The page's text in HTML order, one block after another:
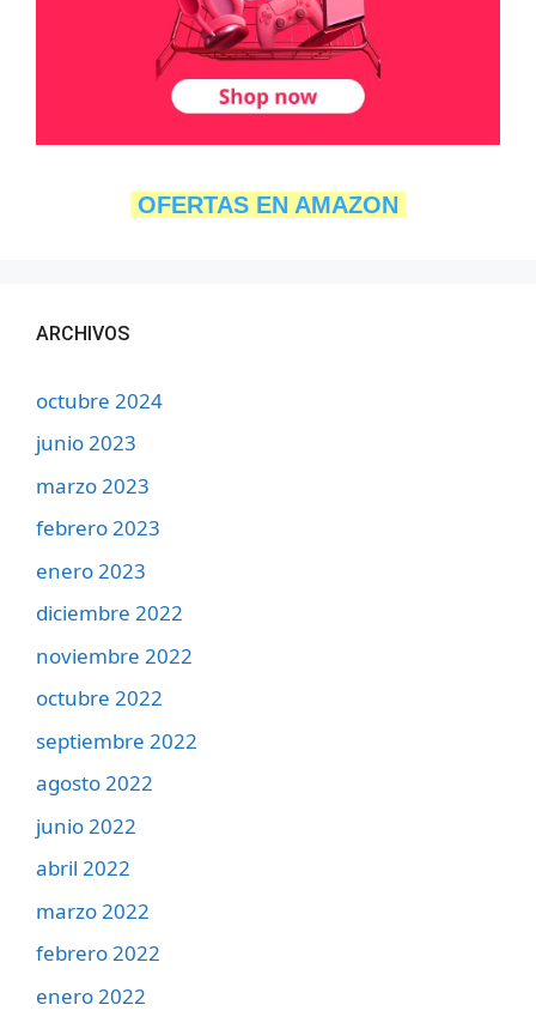
OFERTAS EN AMAZON
ARCHIVOS
octubre 2024
junio 2023
marzo 2023
febrero 2023
enero 2023
diciembre 2022
noviembre 2022
octubre 2022
septiembre 2022
agosto 2022
junio 2022
abril 2022
marzo 2022
febrero 2022
enero 2022